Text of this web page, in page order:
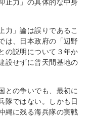
止力」の具体的な中身
力」論は誤りであるこ
は、日本政府の「辺野
の説明について３年か
設せずに普天間基地の
との争いでも、最初に
隊ではない。しかも日
縄に残る海兵隊の実戦